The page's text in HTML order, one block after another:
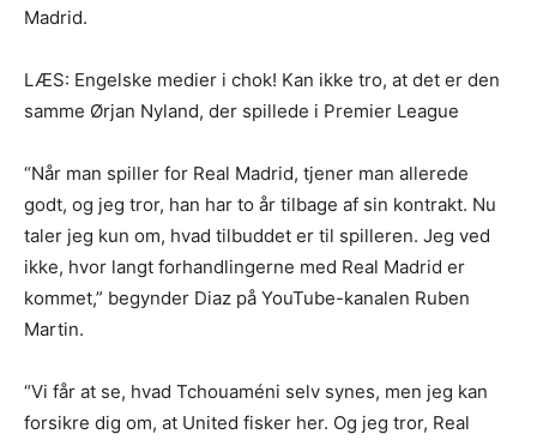
Madrid.
LÆS: Engelske medier i chok! Kan ikke tro, at det er den
samme Ørjan Nyland, der spillede i Premier League
“Når man spiller for Real Madrid, tjener man allerede
godt, og jeg tror, han har to år tilbage af sin kontrakt. Nu
taler jeg kun om, hvad tilbuddet er til spilleren. Jeg ved
ikke, hvor langt forhandlingerne med Real Madrid er
kommet,” begynder Diaz på YouTube-kanalen Ruben
Martin.
“Vi får at se, hvad Tchouaméni selv synes, men jeg kan
forsikre dig om, at United fisker her. Og jeg tror, Real